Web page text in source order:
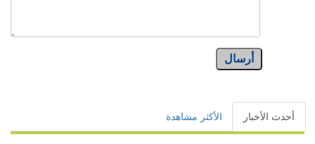
أرسال
أحدث الأخبار الأكثر مشاهدة